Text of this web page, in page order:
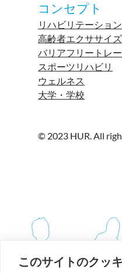
このサイトのクッ
コンセプト
リハビリテーション
高齢者エクササイズ
バリアフリートレ
スポーツリハビリ
ウェルネス
大学・学校
© 2023 HUR. All